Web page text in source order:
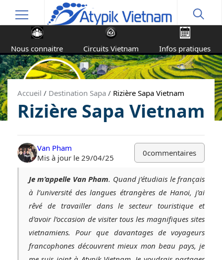
Nous connaitre Circuits Vietnam Infos pratiques
Accueil / Destination Sapa / Rizière Sapa Vietnam
Rizière Sapa Vietnam
Van Pham
Mis à jour le 29/04/25
0commentaires
Je m’appelle Van Pham. Quand j’étudiais le français
à l’université des langues étrangères de Hanoi, j’ai
rêvé de travailler dans le secteur touristique et
d’avoir l’occasion de visiter tous les magnifiques sites
vietnamiens. Pour que davantages de voyageurs
francophones découvrent mieux mon beau pays, je